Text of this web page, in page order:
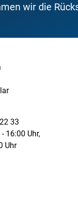
wir die
33
16:00 Uhr,
Uhr